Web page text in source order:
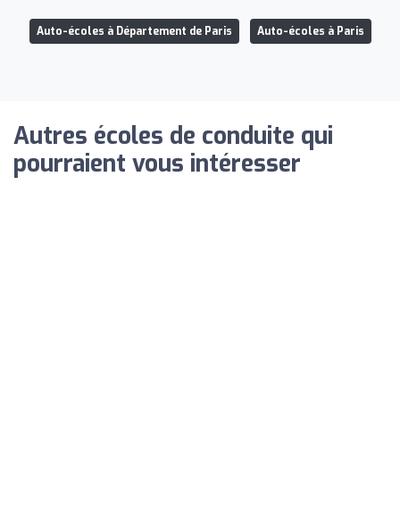
Auto-écoles à Département de Paris Auto-écoles à Paris
Autres écoles de conduite qui
pourraient vous intéresser